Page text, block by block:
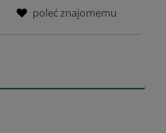
poleć znajomemu